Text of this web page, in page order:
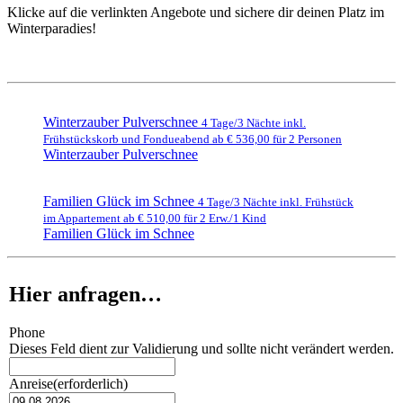
Klicke auf die verlinkten Angebote und sichere dir deinen Platz im
Winterparadies!
Winterzauber Pulverschnee 4 Tage/3 Nächte inkl.
Frühstückskorb und Fondueabend ab € 536,00 für 2 Personen
Winterzauber Pulverschnee
Familien Glück im Schnee 4 Tage/3 Nächte inkl. Frühstück
im Appartement ab € 510,00 für 2 Erw./1 Kind
Familien Glück im Schnee
Hier anfragen…
Phone
Dieses Feld dient zur Validierung und sollte nicht verändert werden.
Anreise(erforderlich)